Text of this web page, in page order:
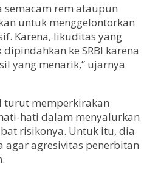
semacam rem ataupun
untuk menggelontorkan
Karena, likuditas yang
ke SRBI karena
yang menarik,” ujarnya
turut memperkirakan
hati dalam menyalurkan
risikonya. Untuk itu, dia
agar agresivitas penerbitan